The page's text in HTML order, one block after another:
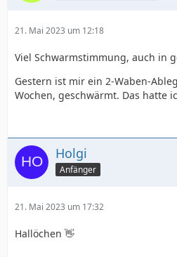
21. Mai 2023 um 12:18
Viel Schwarmstimmung, auch in
Gestern ist mir ein 2-Waben-
Wochen, geschwärmt. Das hatte
Holgi
Anfänger
21. Mai 2023 um 17:32
Hallöchen 👋